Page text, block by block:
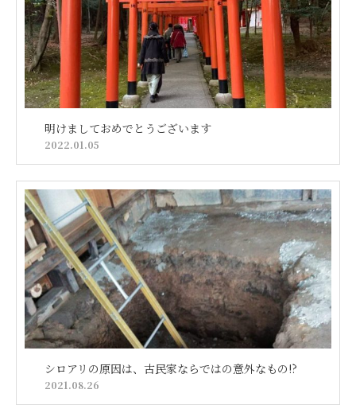
明けましておめでとうございます
2022.01.05
シロアリの原因は、古民家ならではの意外なもの!?
2021.08.26